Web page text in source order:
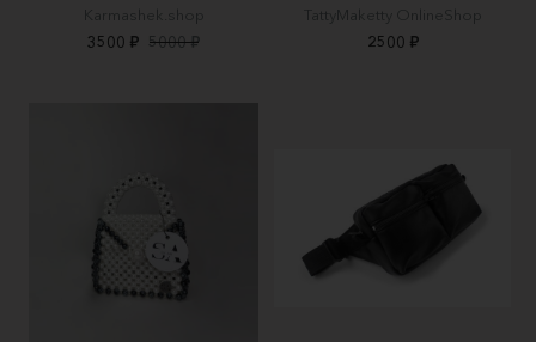
Karmashek.shop
3500 ₽ 5000 ₽
TattyMaketty OnlineShop
2500 ₽